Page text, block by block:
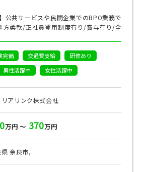
公共サービスや民間企業でのBPO業務で
方柔軟/正社員登用制度有り/賞与有り/全
完備 交通費支給
研修あり
男性活躍中 女性活躍中
リアリンク株式会社
万円 ～ 370万円
奈良市,